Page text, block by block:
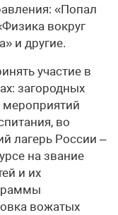
«Попал
вокруг
и другие.
участие в
загородных
во
лагерь России –
на звание
и их
вожатых